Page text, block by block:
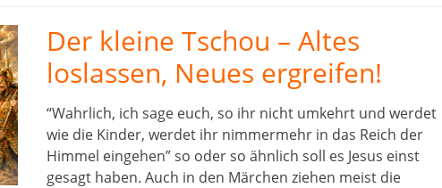
Der kleine Tschou – Altes
loslassen, Neues ergreifen!
“Wahrlich, ich sage euch, so ihr nicht umkehrt und werdet
wie die Kinder, werdet ihr nimmermehr in das Reich der
Himmel eingehen” so oder so ähnlich soll es Jesus einst
gesagt haben. Auch in den Märchen ziehen meist die